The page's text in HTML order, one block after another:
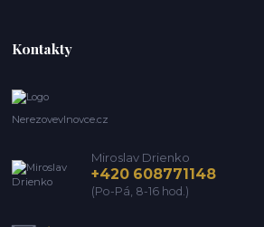
Kontakty
Nerezovevlnovce.cz
Miroslav Drienko
+420 608771148
(Po-Pá, 8-16 hod.)